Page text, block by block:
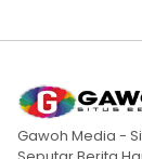
Gawoh Media -